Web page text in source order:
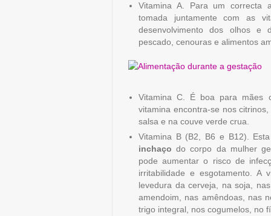
Vitamina A. Para um correcta
tomada juntamente com as
desenvolvimento dos olhos e
pescado, cenouras e alimentos
Vitamina C. É boa para mães
vitamina encontra-se nos
salsa e na couve verde crua.
Vitamina B (B2, B6 e B12).
inchaço do corpo da mulher
pode aumentar o risco de
irritabilidade e esgotamento. A
levedura da cerveja, na soja,
amendoim, nas amêndoas, nas
trigo integral, nos cogumelos, no